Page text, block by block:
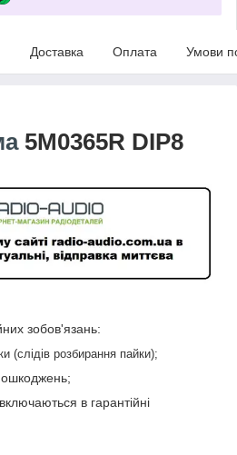
Доставка Оплата Умови
5M0365R DIP8
зобов'язань:
(слідів розбирання пайки);
в гарантійні